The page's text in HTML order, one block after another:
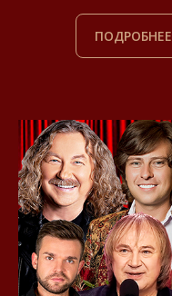
ПОДРОБНЕЕ